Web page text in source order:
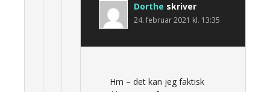
Dorthe skriver
24. februar 2021 kl. 13:35
Hm – det kan jeg faktisk